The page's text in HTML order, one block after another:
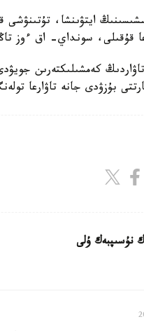
ايتۋىنشا، تۇتىنۋشى
قۇقىلى، سونداي- اق ءوز
كەمشىلىكتەرىن
بۇزۋدى جانە تاۋارعا
نۇسىپبەك ۇلى